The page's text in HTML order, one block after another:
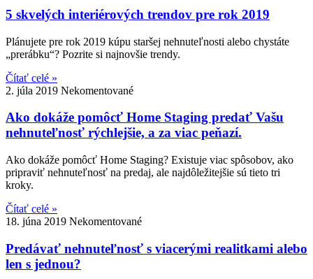
5 skvelých interiérových trendov pre rok 2019
Plánujete pre rok 2019 kúpu staršej nehnuteľnosti alebo chystáte
„prerábku“? Pozrite si najnovšie trendy.
Čítať celé »
2. júla 2019 Nekomentované
Ako dokáže pomôcť Home Staging predať Vašu
nehnuteľnosť rýchlejšie, a za viac peňazí.
Ako dokáže pomôcť Home Staging? Existuje viac spôsobov, ako
pripraviť nehnuteľnosť na predaj, ale najdôležitejšie sú tieto tri
kroky.
Čítať celé »
18. júna 2019 Nekomentované
Predávať nehnuteľnosť s viacerými realitkami alebo
len s jednou?